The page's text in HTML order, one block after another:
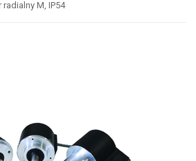
radialny M, IP54